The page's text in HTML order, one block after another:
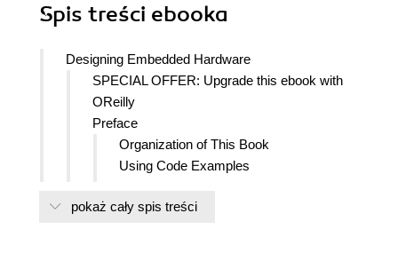
Spis treści ebooka
Designing Embedded Hardware
SPECIAL OFFER: Upgrade this ebook with
OReilly
Preface
Organization of This Book
Using Code Examples
Safari Enabled
pokaż cały spis treści